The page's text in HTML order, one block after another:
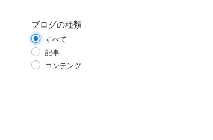
ブログの種類
すべて
記事
コンテンツ